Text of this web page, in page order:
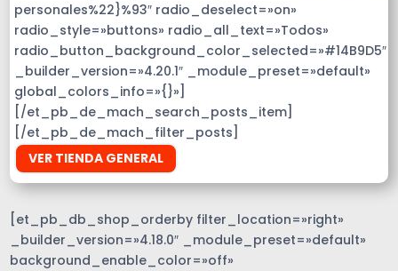
personales%22}%93″ radio_deselect=»on»
radio_style=»buttons» radio_all_text=»Todos»
radio_button_background_color_selected=»#14B9D5″
_builder_version=»4.20.1″ _module_preset=»default»
global_colors_info=»{}»]
[/et_pb_de_mach_search_posts_item]
[/et_pb_de_mach_filter_posts]
VER TIENDA GENERAL
[et_pb_db_shop_orderby filter_location=»right»
_builder_version=»4.18.0″ _module_preset=»default»
background_enable_color=»off»